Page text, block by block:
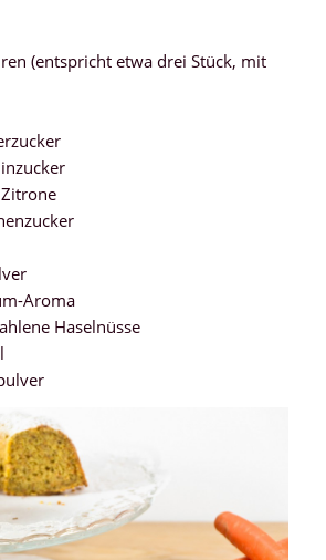
(entspricht etwa drei Stück, mit
Aroma
Haselnüsse